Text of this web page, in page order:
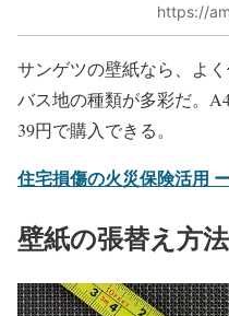
https://
サンゲツの壁紙なら、よ
バス地の種類が多彩だ。
39円で購入できる。
住宅損傷の火災保険活用
壁紙の張替え方法